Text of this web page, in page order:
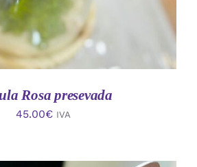
Rosa presevada
45.00€ IVA